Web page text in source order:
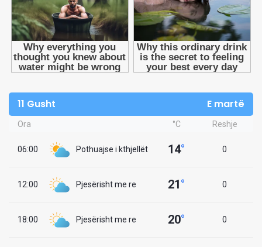
11 Gusht E martë
Ora °C Reshje
06:00 Pothuajse i kthjellët 14° 0
12:00 Pjesërisht me re 21° 0
18:00 Pjesërisht me re 20° 0